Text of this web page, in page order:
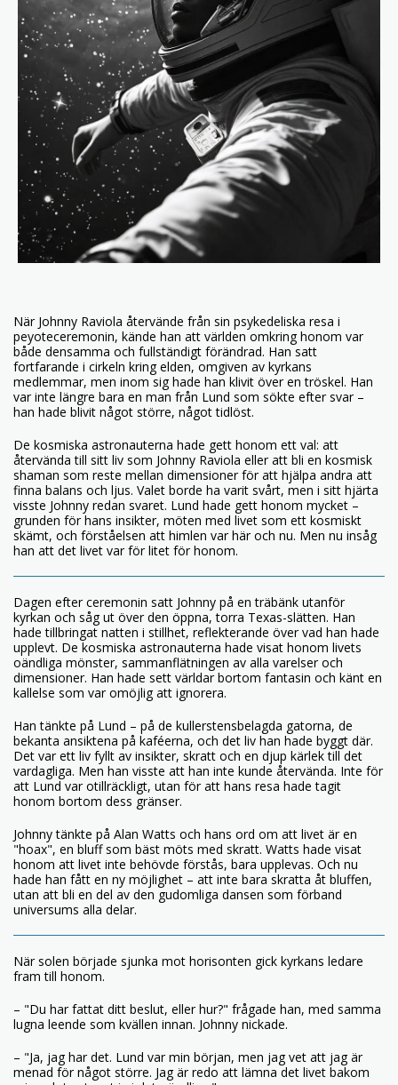
När Johnny Raviola återvände från sin psykedeliska resa i
peyoteceremonin, kände han att världen omkring honom var
både densamma och fullständigt förändrad. Han satt
fortfarande i cirkeln kring elden, omgiven av kyrkans
medlemmar, men inom sig hade han klivit över en tröskel. Han
var inte längre bara en man från Lund som sökte efter svar –
han hade blivit något större, något tidlöst.
De kosmiska astronauterna hade gett honom ett val: att
återvända till sitt liv som Johnny Raviola eller att bli en kosmisk
shaman som reste mellan dimensioner för att hjälpa andra att
finna balans och ljus. Valet borde ha varit svårt, men i sitt hjärta
visste Johnny redan svaret. Lund hade gett honom mycket –
grunden för hans insikter, möten med livet som ett kosmiskt
skämt, och förståelsen att himlen var här och nu. Men nu insåg
han att det livet var för litet för honom.
Dagen efter ceremonin satt Johnny på en träbänk utanför
kyrkan och såg ut över den öppna, torra Texas-slätten. Han
hade tillbringat natten i stillhet, reflekterande över vad han hade
upplevt. De kosmiska astronauterna hade visat honom livets
oändliga mönster, sammanflätningen av alla varelser och
dimensioner. Han hade sett världar bortom fantasin och känt en
kallelse som var omöjlig att ignorera.
Han tänkte på Lund – på de kullerstensbelagda gatorna, de
bekanta ansiktena på kaféerna, och det liv han hade byggt där.
Det var ett liv fyllt av insikter, skratt och en djup kärlek till det
vardagliga. Men han visste att han inte kunde återvända. Inte för
att Lund var otillräckligt, utan för att hans resa hade tagit
honom bortom dess gränser.
Johnny tänkte på Alan Watts och hans ord om att livet är en
"hoax", en bluff som bäst möts med skratt. Watts hade visat
honom att livet inte behövde förstås, bara upplevas. Och nu
hade han fått en ny möjlighet – att inte bara skratta åt bluffen,
utan att bli en del av den gudomliga dansen som förband
universums alla delar.
När solen började sjunka mot horisonten gick kyrkans ledare
fram till honom.
– "Du har fattat ditt beslut, eller hur?" frågade han, med samma
lugna leende som kvällen innan. Johnny nickade.
– "Ja, jag har det. Lund var min början, men jag vet att jag är
menad för något större. Jag är redo att lämna det livet bakom